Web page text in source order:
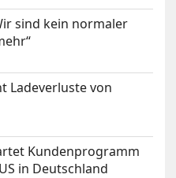
sind kein normaler
Ladeverluste von
Kundenprogramm
in Deutschland